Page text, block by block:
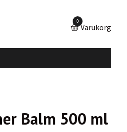
0
Varukorg
Balm 500 ml